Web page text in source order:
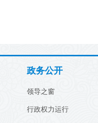
政务公开
领导之窗
行政权力运行